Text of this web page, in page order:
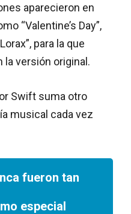
aparecieron en
“Valentine’s Day”,
para la que
versión original.
Swift suma otro
musical cada vez
fueron tan
especial